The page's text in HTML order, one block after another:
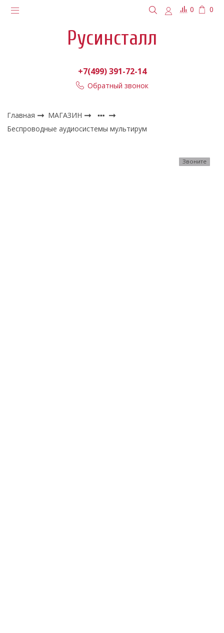
0 0
Русинсталл
+7(499) 391-72-14
Обратный звонок
Главная
МАГАЗИН
Беспроводные аудиосистемы мультирум
Звоните